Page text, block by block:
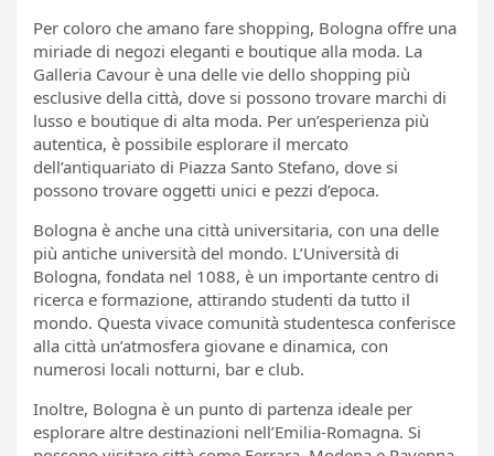
Per coloro che amano fare shopping, Bologna offre una
miriade di negozi eleganti e boutique alla moda. La
Galleria Cavour è una delle vie dello shopping più
esclusive della città, dove si possono trovare marchi di
lusso e boutique di alta moda. Per un’esperienza più
autentica, è possibile esplorare il mercato
dell’antiquariato di Piazza Santo Stefano, dove si
possono trovare oggetti unici e pezzi d’epoca.
Bologna è anche una città universitaria, con una delle
più antiche università del mondo. L’Università di
Bologna, fondata nel 1088, è un importante centro di
ricerca e formazione, attirando studenti da tutto il
mondo. Questa vivace comunità studentesca conferisce
alla città un’atmosfera giovane e dinamica, con
numerosi locali notturni, bar e club.
Inoltre, Bologna è un punto di partenza ideale per
esplorare altre destinazioni nell’Emilia-Romagna. Si